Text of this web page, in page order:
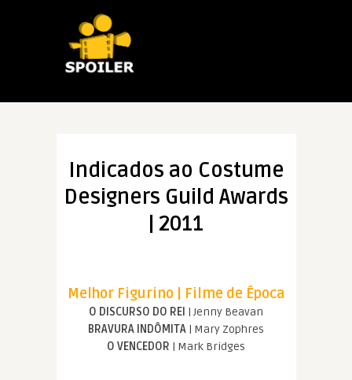
Indicados ao Costume
Designers Guild Awards
| 2011
Melhor Figurino | Filme de Época
O DISCURSO DO REI | Jenny Beavan
BRAVURA INDÔMITA | Mary Zophres
O VENCEDOR | Mark Bridges